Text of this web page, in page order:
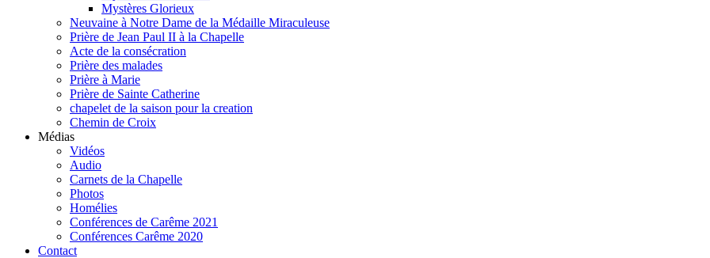
Mystères Glorieux
Neuvaine à Notre Dame de la Médaille Miraculeuse
Prière de Jean Paul II à la Chapelle
Acte de la consécration
Prière des malades
Prière à Marie
Prière de Sainte Catherine
chapelet de la saison pour la creation
Chemin de Croix
Médias
Vidéos
Audio
Carnets de la Chapelle
Photos
Homélies
Conférences de Carême 2021
Conférences Carême 2020
Contact